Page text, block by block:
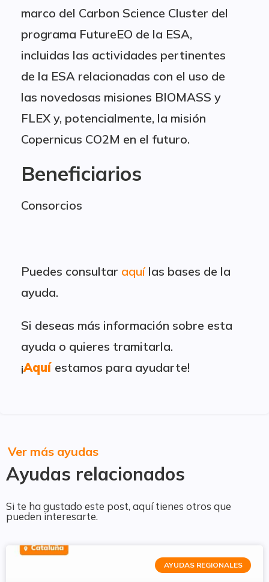
marco del Carbon Science Cluster del
programa FutureEO de la ESA,
incluidas las actividades pertinentes
de la ESA relacionadas con el uso de
las novedosas misiones BIOMASS y
FLEX y, potencialmente, la misión
Copernicus CO2M en el futuro.
Beneficiarios
Consorcios
Puedes consultar aquílas bases de la
ayuda.
Si deseas más información sobre esta
ayuda o quieres tramitarla.
¡Aquí estamos para ayudarte!
Ayudas relacionados
Ver más ayudas
Si te ha gustado este post, aquí tienes otros que
pueden interesarte.
AYUDAS REGIONALES